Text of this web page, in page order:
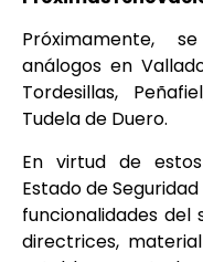
Próximamente,
análogos en
Tordesillas,
Tudela de Duero.
En virtud de
Estado de
funcionalidades del
directrices,